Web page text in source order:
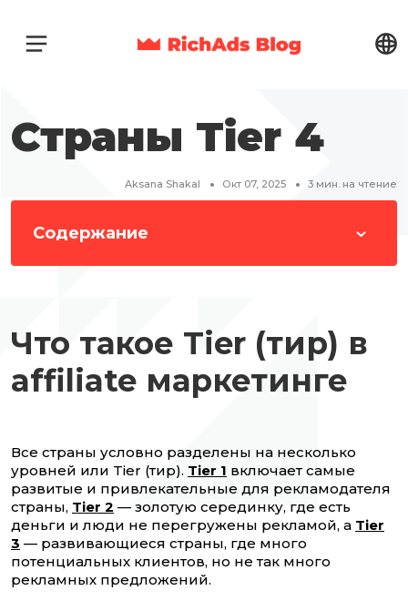
Страны Tier 4
Aksana Shakal Окт 07, 2025 3 мин. на чтение
Содержание
Что такое Tier (тир) в
affiliate маркетинге
Все страны условно разделены на несколько
уровней или Tier (тир). Tier 1 включает самые
развитые и привлекательные для рекламодателя
страны, Tier 2 — золотую серединку, где есть
деньги и люди не перегружены рекламой, а Tier
3 — развивающиеся страны, где много
потенциальных клиентов, но не так много
рекламных предложений.